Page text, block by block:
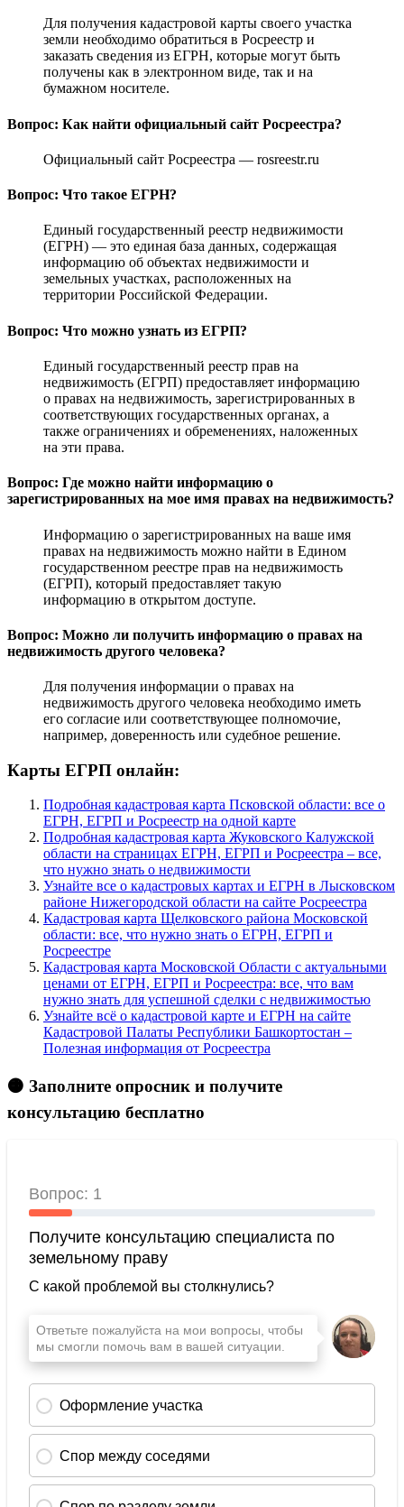
Для получения кадастровой карты своего участка
земли необходимо обратиться в Росреестр и
заказать сведения из ЕГРН, которые могут быть
получены как в электронном виде, так и на
бумажном носителе.
Вопрос: Как найти официальный сайт Росреестра?
Официальный сайт Росреестра — rosreestr.ru
Вопрос: Что такое ЕГРН?
Единый государственный реестр недвижимости
(ЕГРН) — это единая база данных, содержащая
информацию об объектах недвижимости и
земельных участках, расположенных на
территории Российской Федерации.
Вопрос: Что можно узнать из ЕГРП?
Единый государственный реестр прав на
недвижимость (ЕГРП) предоставляет информацию
о правах на недвижимость, зарегистрированных в
соответствующих государственных органах, а
также ограничениях и обременениях, наложенных
на эти права.
Вопрос: Где можно найти информацию о
зарегистрированных на мое имя правах на недвижимость?
Информацию о зарегистрированных на ваше имя
правах на недвижимость можно найти в Едином
государственном реестре прав на недвижимость
(ЕГРП), который предоставляет такую
информацию в открытом доступе.
Вопрос: Можно ли получить информацию о правах на
недвижимость другого человека?
Для получения информации о правах на
недвижимость другого человека необходимо иметь
его согласие или соответствующее полномочие,
например, доверенность или судебное решение.
Карты ЕГРП онлайн:
Подробная кадастровая карта Псковской области: все о
ЕГРН, ЕГРП и Росреестр на одной карте
Подробная кадастровая карта Жуковского Калужской
области на страницах ЕГРН, ЕГРП и Росреестра – все,
что нужно знать о недвижимости
Узнайте все о кадастровых картах и ЕГРН в Лысковском
районе Нижегородской области на сайте Росреестра
Кадастровая карта Щелковского района Московской
области: все, что нужно знать о ЕГРН, ЕГРП и
Росреестре
Кадастровая карта Московской Области с актуальными
ценами от ЕГРН, ЕГРП и Росреестра: все, что вам
нужно знать для успешной сделки с недвижимостью
Узнайте всё о кадастровой карте и ЕГРН на сайте
Кадастровой Палаты Республики Башкортостан –
Полезная информация от Росреестра
🟠 Заполните опросник и получите
консультацию бесплатно